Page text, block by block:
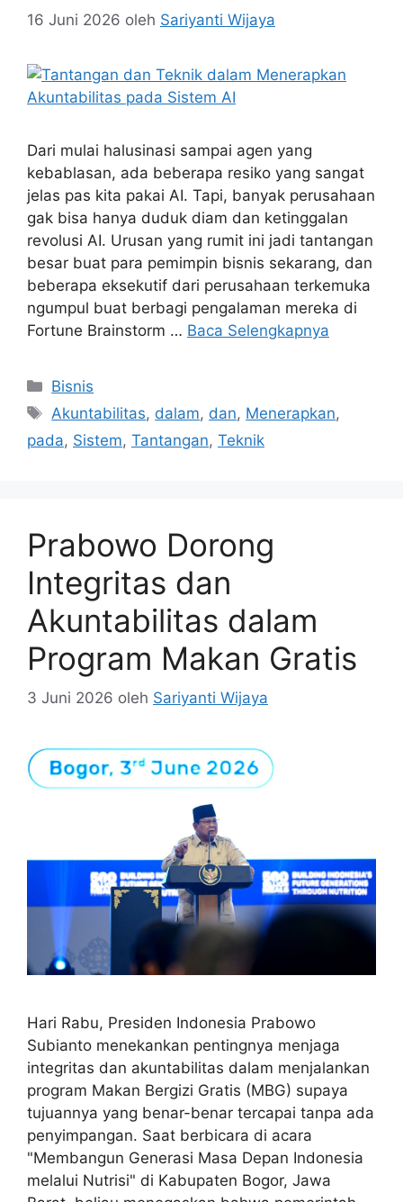
16 Juni 2026 oleh Sariyanti Wijaya
Dari mulai halusinasi sampai agen yang
kebablasan, ada beberapa resiko yang sangat
jelas pas kita pakai AI. Tapi, banyak perusahaan
gak bisa hanya duduk diam dan ketinggalan
revolusi AI. Urusan yang rumit ini jadi tantangan
besar buat para pemimpin bisnis sekarang, dan
beberapa eksekutif dari perusahaan terkemuka
ngumpul buat berbagi pengalaman mereka di
Fortune Brainstorm … Baca Selengkapnya
Kategori
Bisnis
Tag
Akuntabilitas, dalam, dan, Menerapkan,
pada, Sistem, Tantangan, Teknik
Prabowo Dorong
Integritas dan
Akuntabilitas dalam
Program Makan Gratis
3 Juni 2026 oleh Sariyanti Wijaya
Hari Rabu, Presiden Indonesia Prabowo
Subianto menekankan pentingnya menjaga
integritas dan akuntabilitas dalam menjalankan
program Makan Bergizi Gratis (MBG) supaya
tujuannya yang benar-benar tercapai tanpa ada
penyimpangan. Saat berbicara di acara
"Membangun Generasi Masa Depan Indonesia
melalui Nutrisi" di Kabupaten Bogor, Jawa